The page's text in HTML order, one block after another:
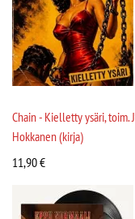
Chain - Kielletty ysäri, toim.
Hokkanen (kirja)
11,90€